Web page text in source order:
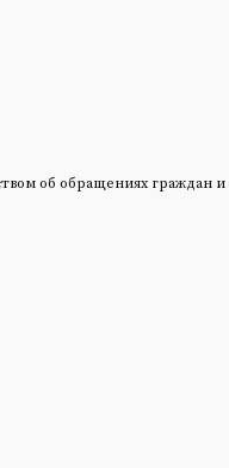
об обращениях граждан и